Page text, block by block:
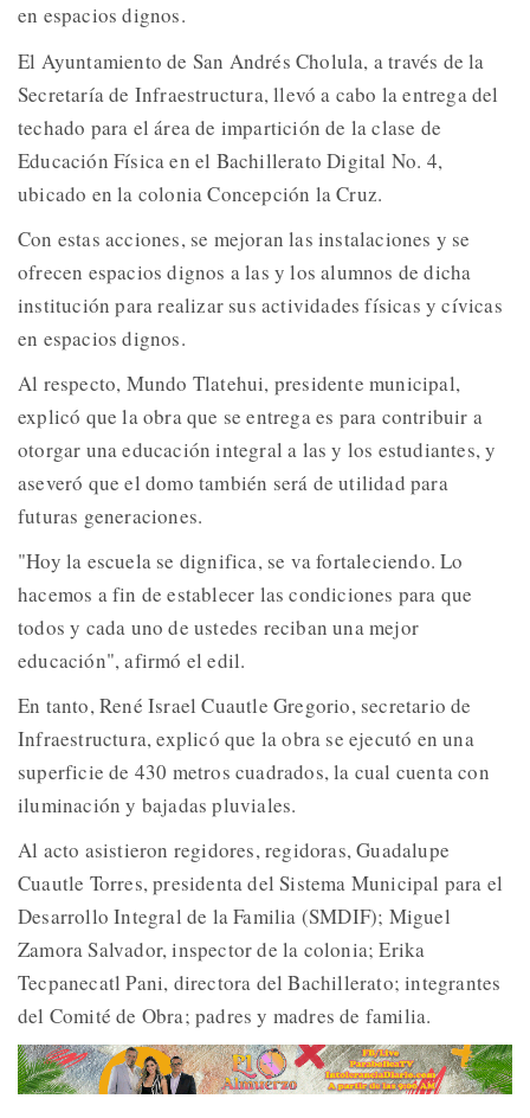
en espacios dignos.
El Ayuntamiento de San Andrés Cholula, a través de la
Secretaría de Infraestructura, llevó a cabo la entrega del
techado para el área de impartición de la clase de
Educación Física en el Bachillerato Digital No. 4,
ubicado en la colonia Concepción la Cruz.
Con estas acciones, se mejoran las instalaciones y se
ofrecen espacios dignos a las y los alumnos de dicha
institución para realizar sus actividades físicas y cívicas
en espacios dignos.
Al respecto, Mundo Tlatehui, presidente municipal,
explicó que la obra que se entrega es para contribuir a
otorgar una educación integral a las y los estudiantes, y
aseveró que el domo también será de utilidad para
futuras generaciones.
"Hoy la escuela se dignifica, se va fortaleciendo. Lo
hacemos a fin de establecer las condiciones para que
todos y cada uno de ustedes reciban una mejor
educación", afirmó el edil.
En tanto, René Israel Cuautle Gregorio, secretario de
Infraestructura, explicó que la obra se ejecutó en una
superficie de 430 metros cuadrados, la cual cuenta con
iluminación y bajadas pluviales.
Al acto asistieron regidores, regidoras, Guadalupe
Cuautle Torres, presidenta del Sistema Municipal para el
Desarrollo Integral de la Familia (SMDIF); Miguel
Zamora Salvador, inspector de la colonia; Erika
Tecpanecatl Pani, directora del Bachillerato; integrantes
del Comité de Obra; padres y madres de familia.